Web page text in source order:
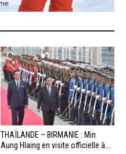
THAÏLANDE – BIRMANIE : Min
Aung Hlaing en visite officielle à...